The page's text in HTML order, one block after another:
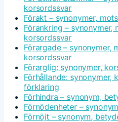
korsordssvar
Förakt – synonymer,
Förankring – synonymer,
korsordssvar
Förargade – synonymer,
korsordssvar
Förarglig: synonymer,
Förhållande: synonymer,
förklaring
Förhindra – synonym,
Förnödenheter –
Förnöjt – synonym,